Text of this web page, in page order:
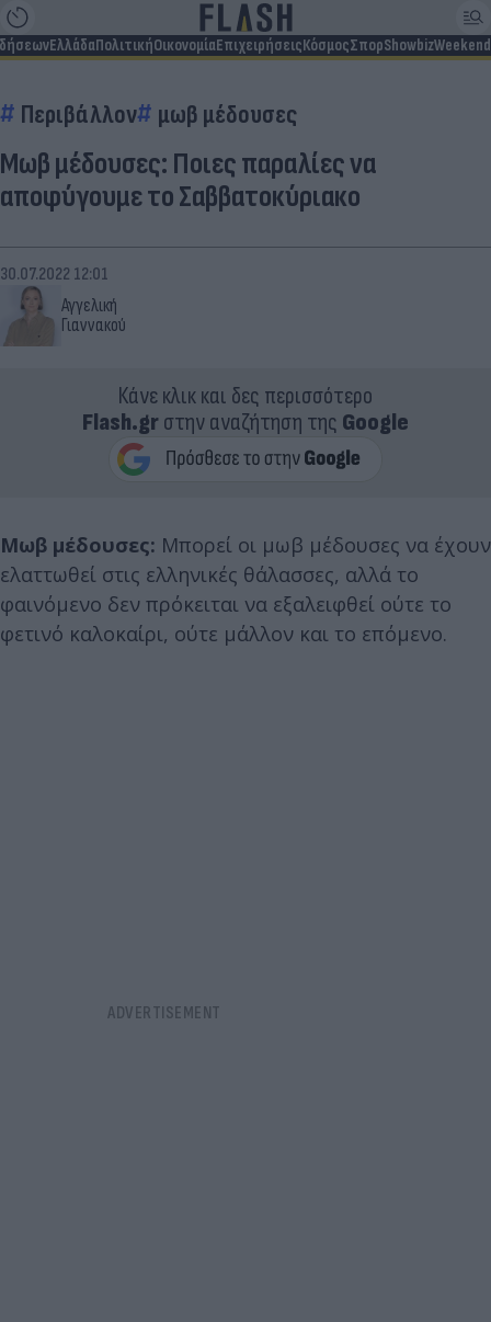
ΕλλάδαΠολιτικήΟικονομίαΕπιχειρήσειςΚόσμοςΣπορShowbizWeekend
Περιβάλλον μωβ μέδουσες
Μωβ μέδουσες: Ποιες παραλίες να
αποφύγουμε το Σαββατοκύριακο
Αγγελική
Γιαννακού
30.07.2022 12:01
Κάνε κλικ και δες περισσότερο
Flash.grστην αναζήτηση της Google
Μωβ μέδουσες: Μπορεί οι μωβ μέδουσες να έχουν
ελαττωθεί στις ελληνικές θάλασσες, αλλά το
φαινόμενο δεν πρόκειται να εξαλειφθεί ούτε το
φετινό καλοκαίρι, ούτε μάλλον και το επόμενο.